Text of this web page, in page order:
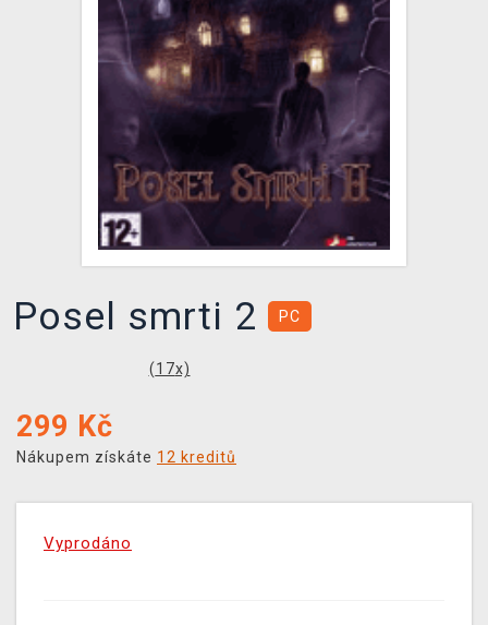
DOPRAVA
XZONE KLUB
TCG & BOARDGAME HUB
VÝKUP HER (BAZAR)
Posel smrti 2 PC
(17x)
299 Kč
Nákupem získáte 12 kreditů
Vyprodáno